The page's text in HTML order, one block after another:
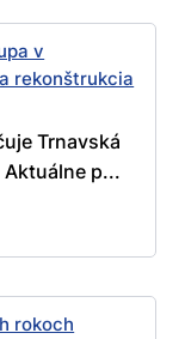
v
rekonštrukcia
Trnavská
Aktuálne p...
rokoch